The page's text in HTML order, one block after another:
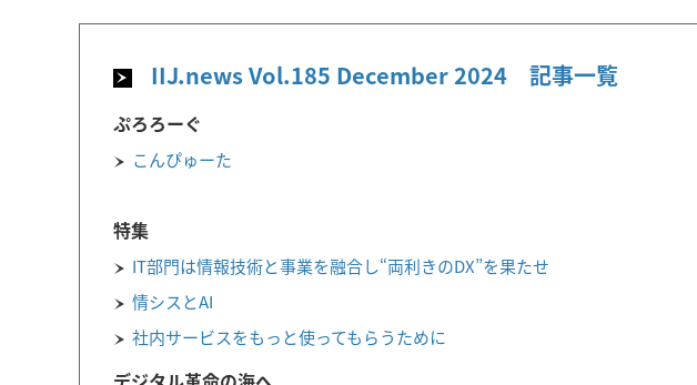
IIJ.news Vol.185 December 2024 記事一覧
ぷろろーぐ
こんぴゅーた
特集
IT部門は情報技術と事業を融合し“両利きのDX”を果たせ
情シスとAI
社内サービスをもっと使ってもらうために